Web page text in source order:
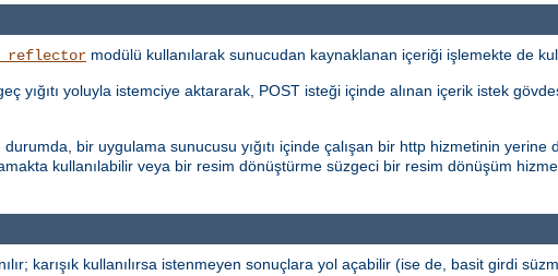
modülü kullanılarak sunucudan kaynaklanan içeriği işlemekte de
yığıtı yoluyla istemciye aktararak, POST isteği içinde alınan içerik istek
bir uygulama sunucusu yığıtı içinde çalışan bir http hizmetinin yerine
kullanılabilir veya bir resim dönüştürme süzgeci bir resim dönüşüm
karışık kullanılırsa istenmeyen sonuçlara yol açabilir (ise de, basit girdi